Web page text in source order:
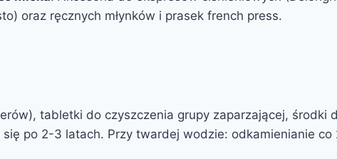
oraz ręcznych młynków i prasek french press.
tabletki do czyszczenia grupy zaparzającej, środki
się po 2-3 latach. Przy twardej wodzie: odkamienianie co